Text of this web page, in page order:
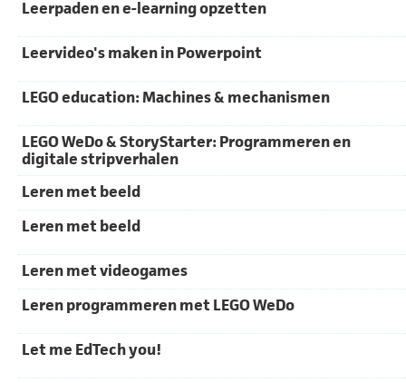
Leerpaden en e-learning opzetten
Leervideo's maken in Powerpoint
LEGO education: Machines & mechanismen
LEGO WeDo & StoryStarter: Programmeren en
digitale stripverhalen
Leren met beeld
Leren met beeld
Leren met videogames
Leren programmeren met LEGO WeDo
Let me EdTech you!